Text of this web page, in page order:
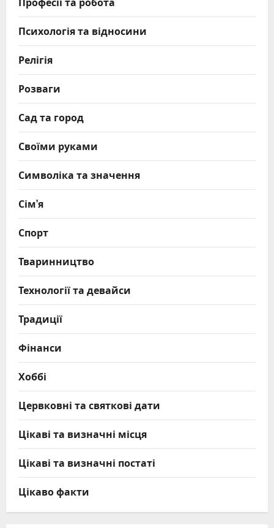
Психологія та відносини
Релігія
Розваги
Сад та город
Своїми руками
Символіка та значення
Сім’я
Спорт
Тваринництво
Технології та девайси
Традиції
Фінанси
Хоббі
Цервковні та святкові дати
Цікаві та визначні місця
Цікаві та визначні постаті
Цікаво факти